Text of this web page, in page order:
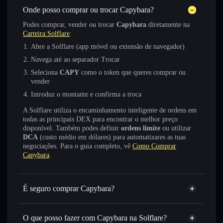
Onde posso comprar ou trocar Capybara?
Podes comprar, vender ou trocar Capybara diretamente na
Carteira Solflare:
Abre a Solflare (app móvel ou extensão de navegador)
Navega até ao separador Trocar
Seleciona CAPY como o token que queres comprar ou
vender
Introduz o montante e confirma a troca
A Solflare utiliza o encaminhamento inteligente de ordens em
todas as principais DEX para encontrar o melhor preço
disponível. Também podes definir ordens limite ou utilizar
DCA (custo médio em dólares) para automatizares as tuas
negociações. Para o guia completo, vê Como Comprar
Capybara.
É seguro comprar Capybara?
Capybara token verificado
O que posso fazer com Capybara na Solflare?